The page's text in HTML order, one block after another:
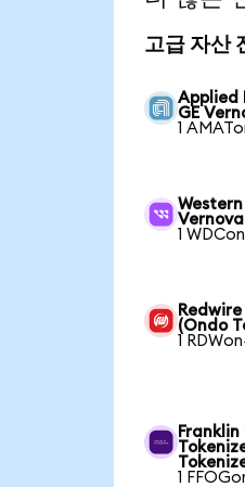
고급 자산
Applied
GE
1
1
(Ondo
1
1